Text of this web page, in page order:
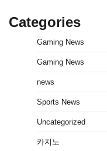
Categories
Gaming News
Gaming News
news
Sports News
Uncategorized
카지노